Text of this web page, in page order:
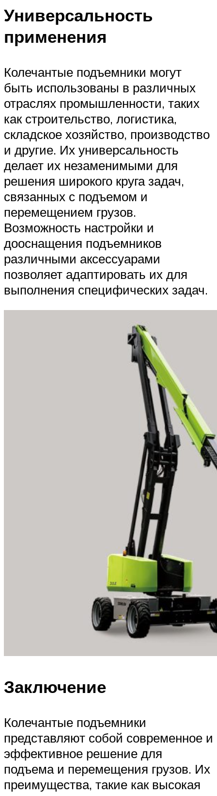
Универсальность
применения
Колечантые подъемники могут
быть использованы в различных
отраслях промышленности, таких
как строительство, логистика,
складское хозяйство, производство
и другие. Их универсальность
делает их незаменимыми для
решения широкого круга задач,
связанных с подъемом и
перемещением грузов.
Возможность настройки и
дооснащения подъемников
различными аксессуарами
позволяет адаптировать их для
выполнения специфических задач.
Заключение
Колечантые подъемники
представляют собой современное и
эффективное решение для
подъема и перемещения грузов. Их
преимущества, такие как высокая